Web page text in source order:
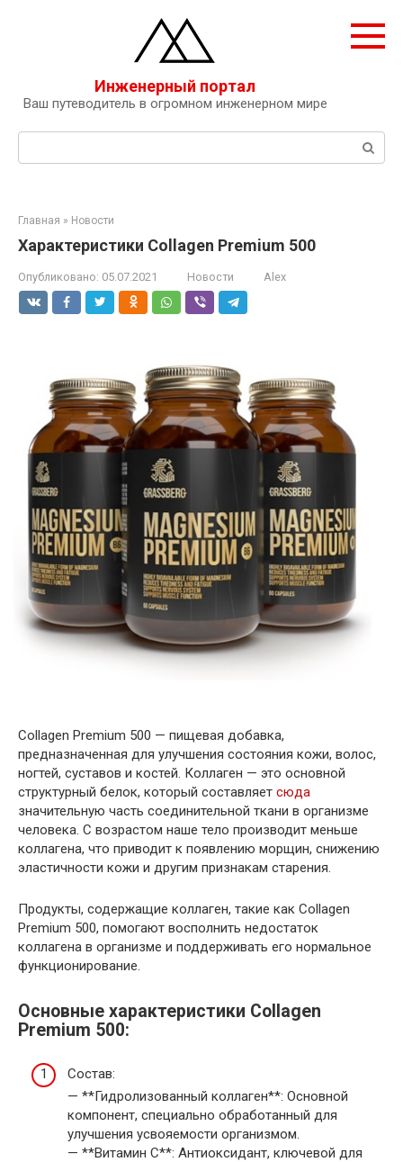
Инженерный портал
Ваш путеводитель в огромном инженерном мире
Поиск:
Главная » Новости
Характеристики Collagen Premium 500
Опубликовано: 05.07.2021 Новости Alex
Collagen Premium 500 — пищевая добавка,
предназначенная для улучшения состояния кожи, волос,
ногтей, суставов и костей. Коллаген — это основной
структурный белок, который составляет сюда
значительную часть соединительной ткани в организме
человека. С возрастом наше тело производит меньше
коллагена, что приводит к появлению морщин, снижению
эластичности кожи и другим признакам старения.
Продукты, содержащие коллаген, такие как Collagen
Premium 500, помогают восполнить недостаток
коллагена в организме и поддерживать его нормальное
функционирование.
Основные характеристики Collagen
Premium 500:
Состав:
— **Гидролизованный коллаген**: Основной
компонент, специально обработанный для
улучшения усвояемости организмом.
— **Витамин C**: Антиоксидант, ключевой для